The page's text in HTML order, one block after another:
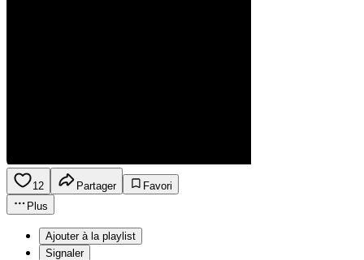
12 Partager
Favori
Plus
Ajouter à la playlist
Signaler